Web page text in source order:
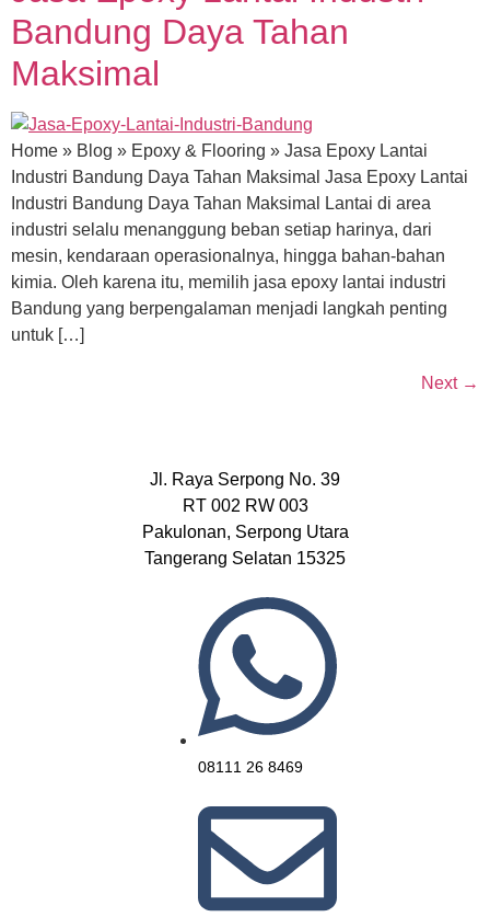
Bandung Daya Tahan
Maksimal
Home » Blog » Epoxy & Flooring » Jasa Epoxy Lantai
Industri Bandung Daya Tahan Maksimal Jasa Epoxy Lantai
Industri Bandung Daya Tahan Maksimal Lantai di area
industri selalu menanggung beban setiap harinya, dari
mesin, kendaraan operasionalnya, hingga bahan-bahan
kimia. Oleh karena itu, memilih jasa epoxy lantai industri
Bandung yang berpengalaman menjadi langkah penting
untuk […]
Next →
Jl. Raya Serpong No. 39
RT 002 RW 003
Pakulonan, Serpong Utara
Tangerang Selatan 15325
08111 26 8469